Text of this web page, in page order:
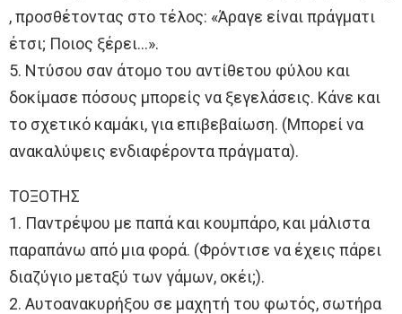
, προσθέτοντας στο τέλος: «Άραγε είναι πράγματι
έτσι; Ποιος ξέρει…».
5. Ντύσου σαν άτομο του αντίθετου φύλου και
δοκίμασε πόσους μπορείς να ξεγελάσεις. Κάνε και
το σχετικό καμάκι, για επιβεβαίωση. (Μπορεί να
ανακαλύψεις ενδιαφέροντα πράγματα).
ΤΟΞΟΤΗΣ
1. Παντρέψου με παπά και κουμπάρο, και μάλιστα
παραπάνω από μια φορά. (Φρόντισε να έχεις πάρει
διαζύγιο μεταξύ των γάμων, οκέι;).
2. Αυτοανακυρήξου σε μαχητή του φωτός, σωτήρα